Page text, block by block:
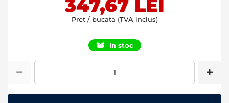
347,67 LEI
Pret / bucata (TVA inclus)
In stoc